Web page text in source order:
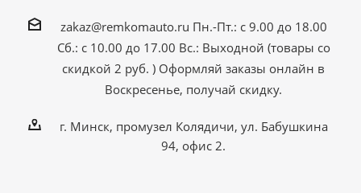
zakaz@remkomauto.ru Пн.-Пт.: с 9.00 до 18.00
Сб.: с 10.00 до 17.00 Вс.: Выходной (товары со
скидкой 2 руб. ) Оформляй заказы онлайн в
Воскресенье, получай скидку.
г. Минск, промузел Колядичи, ул. Бабушкина
94, офис 2.